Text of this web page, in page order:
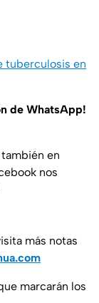
tuberculosis en
de WhatsApp!
en
nos
más notas
marcarán los